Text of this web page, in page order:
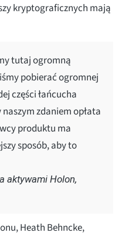
kryptograficznych mają
tutaj ogromną
pobierać ogromnej
części łańcucha
zdaniem opłata
produktu ma
sposób, aby to
aktywami Holon,
Heath Behncke,